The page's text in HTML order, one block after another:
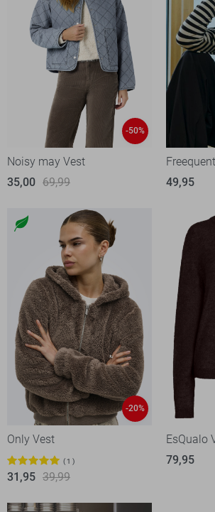
-50%
Noisy may Vest
35,00 69,99
49,95
-20%
Only Vest
1
31,95 39,99
EsQualo
79,95